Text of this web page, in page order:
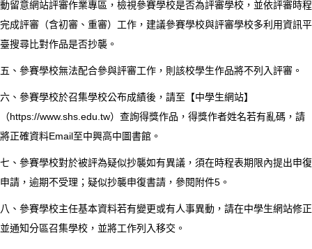
動留意網站評審作業專區，檢視參賽學校是否為評審學校，並依評審時程
完成評審（含初審、重審）工作，建議參賽學校與評審學校多利用資訊平
臺搜尋比對作品是否抄襲。
五、參賽學校無法配合參與評審工作，則該校學生作品將不列入評審。
六、參賽學校於召集學校公布成績後，請至【中學生網站】
（https://www.shs.edu.tw）查詢得獎作品，得獎作者姓名若有亂碼，請
將正確資料Email至中興高中圖書館。
七、參賽學校對於被評為疑似抄襲如有異議，須在時程表期限內提出申復
申請，逾期不受理；疑似抄襲申復書請，參閱附件5。
八、參賽學校主任基本資料若有變更或有人事異動，請在中學生網站修正
並通知分區召集學校，並將工作列入移交。